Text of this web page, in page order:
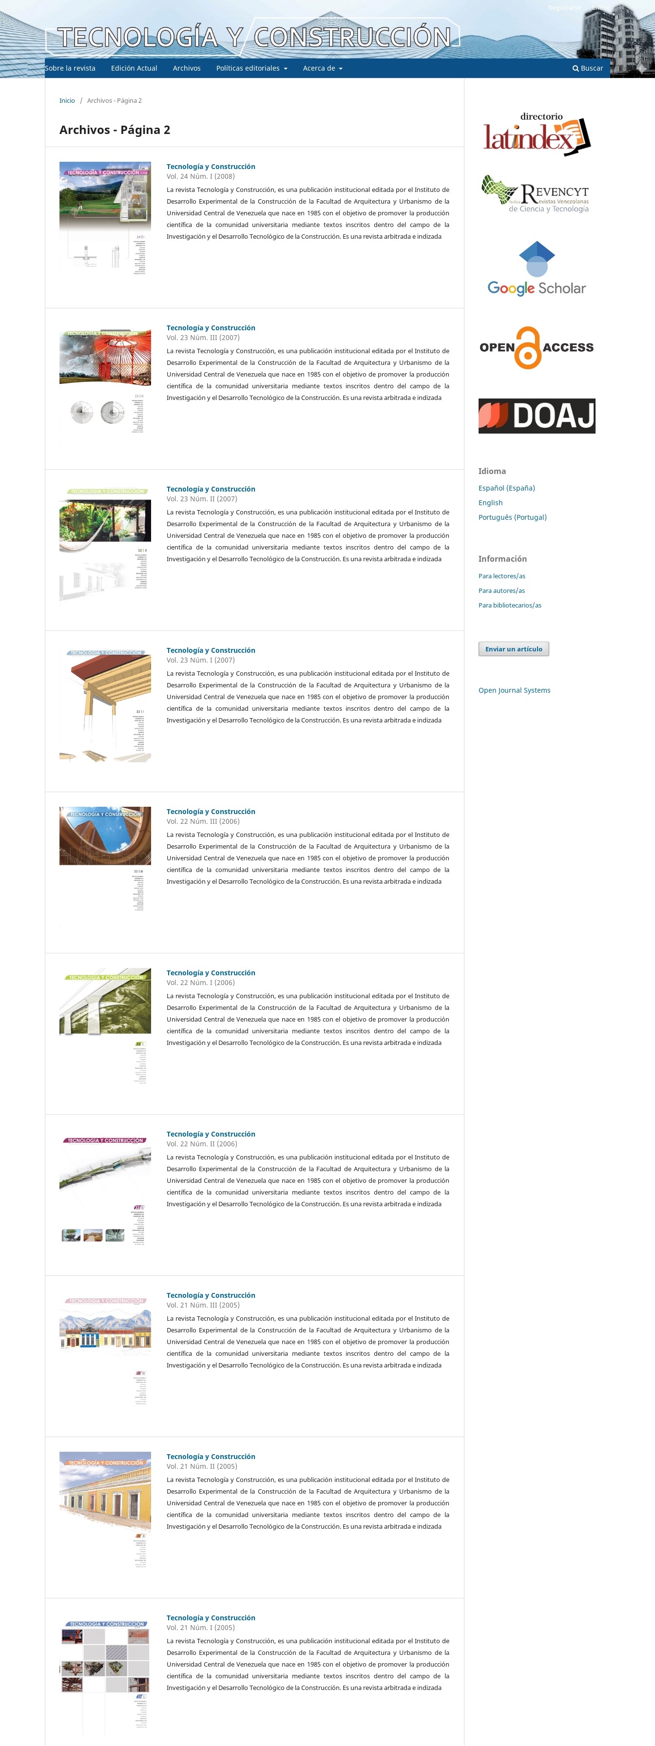
Sobre la revista Edición Actual Archivos Políticas editoriales Acerca de Buscar
Registrarse Entrar
Inicio / Archivos - Página 2
Archivos - Página 2
Tecnología y Construcción
Vol. 24 Núm. I (2008)
La revista Tecnología y Construcción, es una publicación institucional editada por el Instituto de
Desarrollo Experimental de la Construcción de la Facultad de Arquitectura y Urbanismo de la
Universidad Central de Venezuela que nace en 1985 con el objetivo de promover la producción
científica de la comunidad universitaria mediante textos inscritos dentro del campo de la
Investigación y el Desarrollo Tecnológico de la Construcción. Es una revista arbitrada e indizada
Tecnología y Construcción
Vol. 23 Núm. III (2007)
La revista Tecnología y Construcción, es una publicación institucional editada por el Instituto de
Desarrollo Experimental de la Construcción de la Facultad de Arquitectura y Urbanismo de la
Universidad Central de Venezuela que nace en 1985 con el objetivo de promover la producción
científica de la comunidad universitaria mediante textos inscritos dentro del campo de la
Investigación y el Desarrollo Tecnológico de la Construcción. Es una revista arbitrada e indizada
Tecnología y Construcción
Vol. 23 Núm. II (2007)
La revista Tecnología y Construcción, es una publicación institucional editada por el Instituto de
Desarrollo Experimental de la Construcción de la Facultad de Arquitectura y Urbanismo de la
Universidad Central de Venezuela que nace en 1985 con el objetivo de promover la producción
científica de la comunidad universitaria mediante textos inscritos dentro del campo de la
Investigación y el Desarrollo Tecnológico de la Construcción. Es una revista arbitrada e indizada
Tecnología y Construcción
Vol. 23 Núm. I (2007)
La revista Tecnología y Construcción, es una publicación institucional editada por el Instituto de
Desarrollo Experimental de la Construcción de la Facultad de Arquitectura y Urbanismo de la
Universidad Central de Venezuela que nace en 1985 con el objetivo de promover la producción
científica de la comunidad universitaria mediante textos inscritos dentro del campo de la
Investigación y el Desarrollo Tecnológico de la Construcción. Es una revista arbitrada e indizada
Tecnología y Construcción
Vol. 22 Núm. III (2006)
La revista Tecnología y Construcción, es una publicación institucional editada por el Instituto de
Desarrollo Experimental de la Construcción de la Facultad de Arquitectura y Urbanismo de la
Universidad Central de Venezuela que nace en 1985 con el objetivo de promover la producción
científica de la comunidad universitaria mediante textos inscritos dentro del campo de la
Investigación y el Desarrollo Tecnológico de la Construcción. Es una revista arbitrada e indizada
Tecnología y Construcción
Vol. 22 Núm. I (2006)
La revista Tecnología y Construcción, es una publicación institucional editada por el Instituto de
Desarrollo Experimental de la Construcción de la Facultad de Arquitectura y Urbanismo de la
Universidad Central de Venezuela que nace en 1985 con el objetivo de promover la producción
científica de la comunidad universitaria mediante textos inscritos dentro del campo de la
Investigación y el Desarrollo Tecnológico de la Construcción. Es una revista arbitrada e indizada
Tecnología y Construcción
Vol. 22 Núm. II (2006)
La revista Tecnología y Construcción, es una publicación institucional editada por el Instituto de
Desarrollo Experimental de la Construcción de la Facultad de Arquitectura y Urbanismo de la
Universidad Central de Venezuela que nace en 1985 con el objetivo de promover la producción
científica de la comunidad universitaria mediante textos inscritos dentro del campo de la
Investigación y el Desarrollo Tecnológico de la Construcción. Es una revista arbitrada e indizada
Tecnología y Construcción
Vol. 21 Núm. III (2005)
La revista Tecnología y Construcción, es una publicación institucional editada por el Instituto de
Desarrollo Experimental de la Construcción de la Facultad de Arquitectura y Urbanismo de la
Universidad Central de Venezuela que nace en 1985 con el objetivo de promover la producción
científica de la comunidad universitaria mediante textos inscritos dentro del campo de la
Investigación y el Desarrollo Tecnológico de la Construcción. Es una revista arbitrada e indizada
Tecnología y Construcción
Vol. 21 Núm. II (2005)
La revista Tecnología y Construcción, es una publicación institucional editada por el Instituto de
Desarrollo Experimental de la Construcción de la Facultad de Arquitectura y Urbanismo de la
Universidad Central de Venezuela que nace en 1985 con el objetivo de promover la producción
científica de la comunidad universitaria mediante textos inscritos dentro del campo de la
Investigación y el Desarrollo Tecnológico de la Construcción. Es una revista arbitrada e indizada
Tecnología y Construcción
Vol. 21 Núm. I (2005)
La revista Tecnología y Construcción, es una publicación institucional editada por el Instituto de
Desarrollo Experimental de la Construcción de la Facultad de Arquitectura y Urbanismo de la
Universidad Central de Venezuela que nace en 1985 con el objetivo de promover la producción
científica de la comunidad universitaria mediante textos inscritos dentro del campo de la
Investigación y el Desarrollo Tecnológico de la Construcción. Es una revista arbitrada e indizada
Idioma
Español (España)
English
Português (Portugal)
Información
Para lectores/as
Para autores/as
Para bibliotecarios/as
Enviar un artículo
Open Journal Systems